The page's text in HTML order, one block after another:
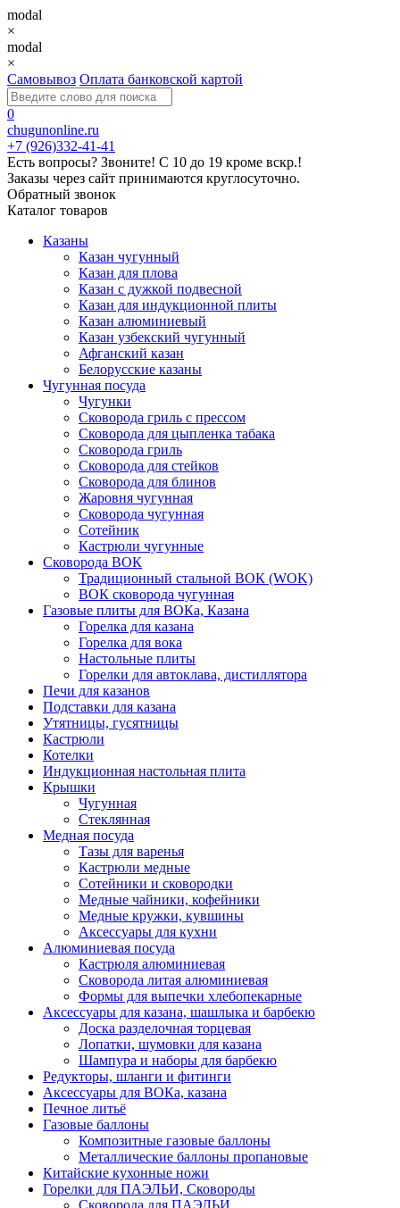
modal
×
modal
×
Самовывоз Оплата банковской картой
0
chugunonline.ru
+7 (926)332-41-41
Есть вопросы? Звоните! С 10 до 19 кроме вскр.!
Заказы через сайт принимаются круглосуточно.
Обратный звонок
Каталог товаров
Казаны
Казан чугунный
Казан для плова
Казан с дужкой подвесной
Казан для индукционной плиты
Казан алюминиевый
Казан узбекский чугунный
Афганский казан
Белорусские казаны
Чугунная посуда
Чугунки
Сковорода гриль с прессом
Сковорода для цыпленка табака
Сковорода гриль
Сковорода для стейков
Сковорода для блинов
Жаровня чугунная
Сковорода чугунная
Сотейник
Кастрюли чугунные
Сковорода ВОК
Традиционный стальной ВОК (WOK)
ВОК сковорода чугунная
Газовые плиты для ВОКа, Казана
Горелка для казана
Горелка для вока
Настольные плиты
Горелки для автоклава, дистиллятора
Печи для казанов
Подставки для казана
Утятницы, гусятницы
Кастрюли
Котелки
Индукционная настольная плита
Крышки
Чугунная
Стеклянная
Медная посуда
Тазы для варенья
Кастрюли медные
Сотейники и сковородки
Медные чайники, кофейники
Медные кружки, кувшины
Аксессуары для кухни
Алюминиевая посуда
Кастрюля алюминиевая
Сковорода литая алюминиевая
Формы для выпечки хлебопекарные
Аксессуары для казана, шашлыка и барбекю
Доска разделочная торцевая
Лопатки, шумовки для казана
Шампура и наборы для барбекю
Редукторы, шланги и фитинги
Аксессуары для ВОКа, казана
Печное литьё
Газовые баллоны
Композитные газовые баллоны
Металлические баллоны пропановые
Китайские кухонные ножи
Горелки для ПАЭЛЬИ, Сковороды
Сковорода для ПАЭЛЬИ